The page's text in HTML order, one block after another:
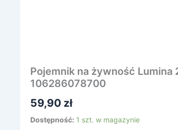
Pojemnik na żywność
106286078700
59,90 zł
Dostępność: 1 szt. w magazynie